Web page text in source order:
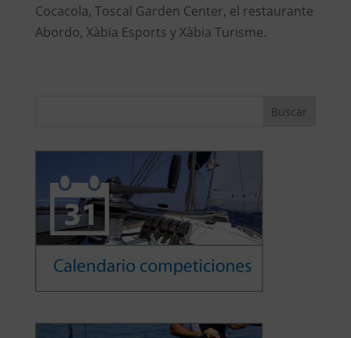
Cocacola, Toscal Garden Center, el restaurante
Abordo, Xàbia Esports y Xàbia Turisme.